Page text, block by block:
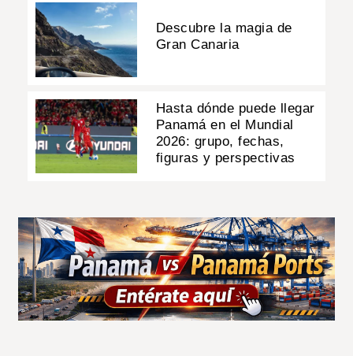
Descubre la magia de
Gran Canaria
Hasta dónde puede llegar
Panamá en el Mundial
2026: grupo, fechas,
figuras y perspectivas